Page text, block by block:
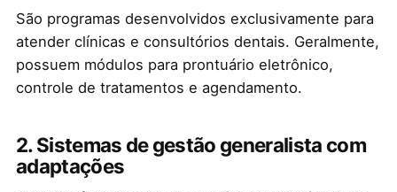
São programas desenvolvidos exclusivamente para
atender clínicas e consultórios dentais. Geralmente,
possuem módulos para prontuário eletrônico,
controle de tratamentos e agendamento.
2. Sistemas de gestão generalista com
adaptações